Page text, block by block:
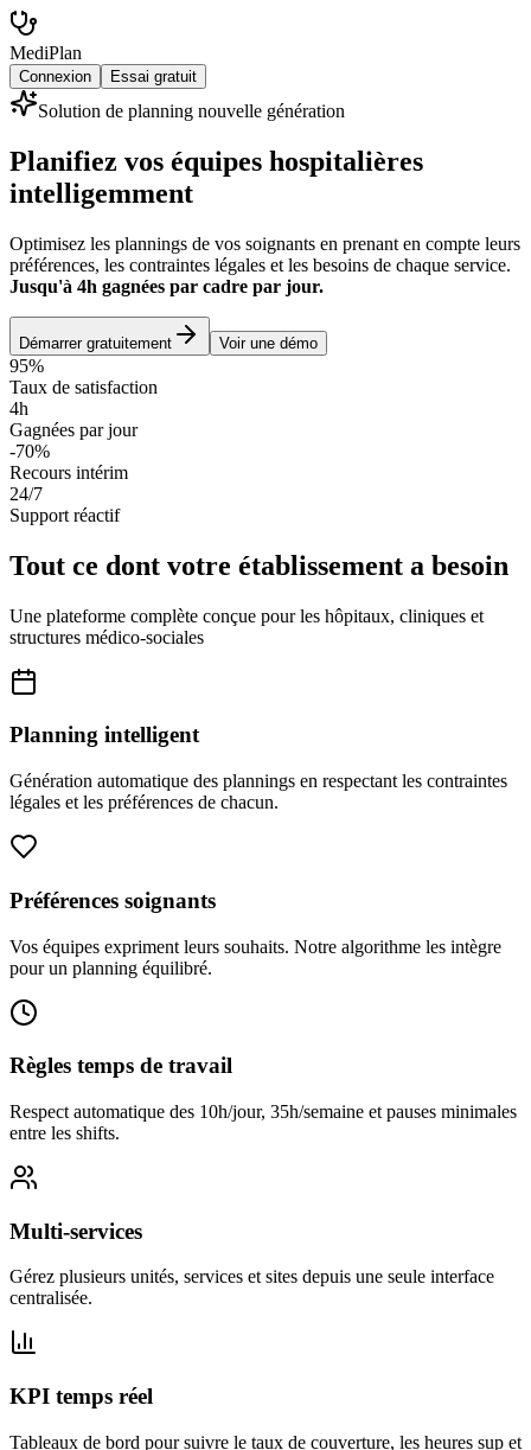
MediPlan
Connexion Essai gratuit
Solution de planning nouvelle génération
Planifiez vos équipes hospitalières
intelligemment
Optimisez les plannings de vos soignants en prenant en compte leurs
préférences, les contraintes légales et les besoins de chaque service.
Jusqu'à 4h gagnées par cadre par jour.
Démarrer gratuitement Voir une démo
95%
Taux de satisfaction
4h
Gagnées par jour
-70%
Recours intérim
24/7
Support réactif
Tout ce dont votre établissement a besoin
Une plateforme complète conçue pour les hôpitaux, cliniques et
structures médico-sociales
Planning intelligent
Génération automatique des plannings en respectant les contraintes
légales et les préférences de chacun.
Préférences soignants
Vos équipes expriment leurs souhaits. Notre algorithme les intègre
pour un planning équilibré.
Règles temps de travail
Respect automatique des 10h/jour, 35h/semaine et pauses minimales
entre les shifts.
Multi-services
Gérez plusieurs unités, services et sites depuis une seule interface
centralisée.
KPI temps réel
Tableaux de bord pour suivre le taux de couverture, les heures sup et